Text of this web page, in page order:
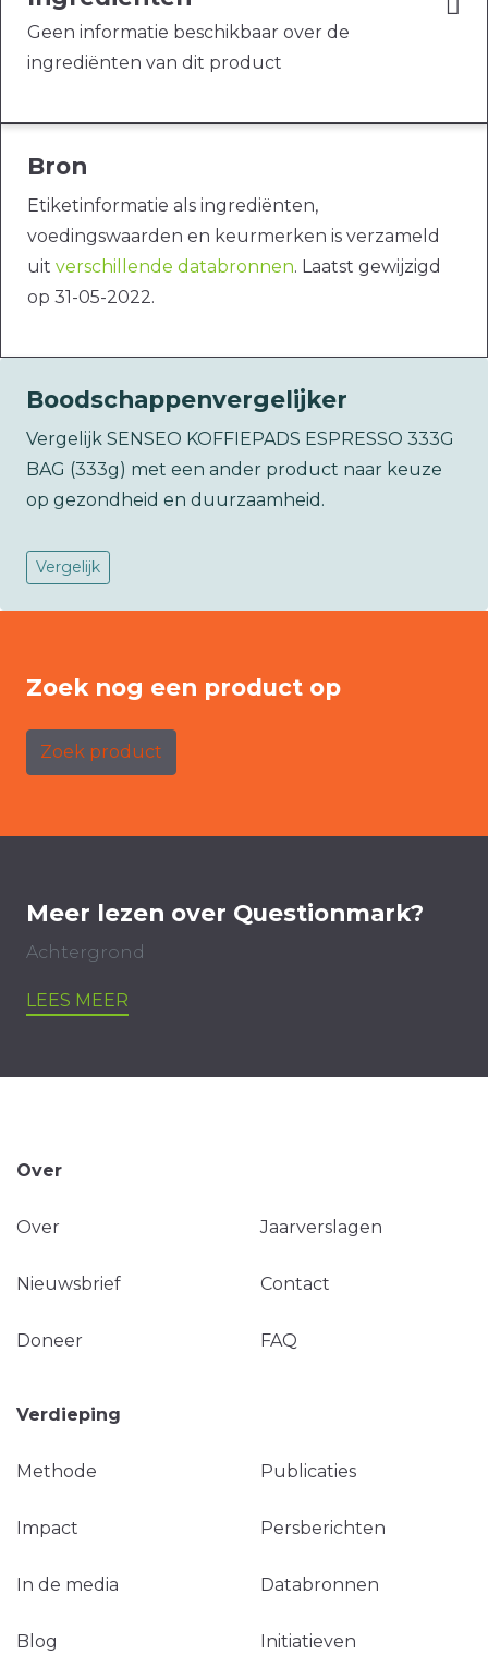
Geen informatie beschikbaar over de
ingrediënten van dit product
Bron
Etiketinformatie als ingrediënten,
voedingswaarden en keurmerken is verzameld
uit verschillende databronnen. Laatst gewijzigd
op 31-05-2022.
Boodschappenvergelijker
Vergelijk SENSEO KOFFIEPADS ESPRESSO 333G
BAG (333g) met een ander product naar keuze
op gezondheid en duurzaamheid.
Vergelijk
Zoek nog een product op
Zoek product
Meer lezen over Questionmark?
Achtergrond
LEES MEER
Over
Over Jaarverslagen
Nieuwsbrief Contact
Doneer FAQ
Verdieping
Methode Publicaties
Impact Persberichten
In de media Databronnen
Blog Initiatieven